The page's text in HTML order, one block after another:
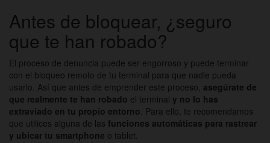
Antes de bloquear, ¿seguro
que te han robado?
El proceso de denuncia puede ser engorroso y puede terminar
con el bloqueo remoto de tu terminal para que nadie pueda
usarlo. Así que antes de emprender este proceso, asegúrate de
que realmente te han robado el terminal y no lo has
extraviado en tu propio entorno . Para ello, te recomendamos
que utilices alguna de las funciones automáticas para rastrear
y ubicar tu smartphone o tablet.